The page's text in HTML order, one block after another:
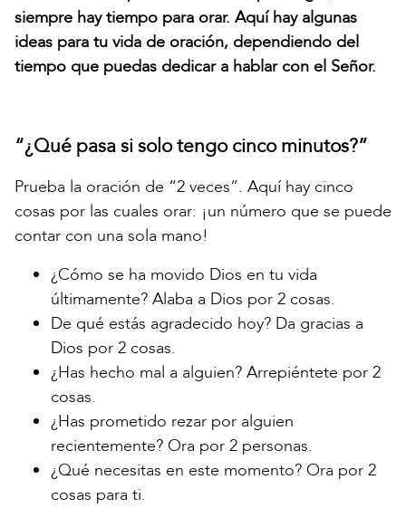
siempre hay tiempo para orar. Aquí hay algunas
ideas para tu vida de oración, dependiendo del
tiempo que puedas dedicar a hablar con el Señor.
“¿Qué pasa si solo tengo cinco minutos?”
Prueba la oración de “2 veces”. Aquí hay cinco
cosas por las cuales orar: ¡un número que se puede
contar con una sola mano!
¿Cómo se ha movido Dios en tu vida
últimamente? Alaba a Dios por 2 cosas.
De qué estás agradecido hoy? Da gracias a
Dios por 2 cosas.
¿Has hecho mal a alguien? Arrepiéntete por 2
cosas.
¿Has prometido rezar por alguien
recientemente? Ora por 2 personas.
¿Qué necesitas en este momento? Ora por 2
cosas para ti.